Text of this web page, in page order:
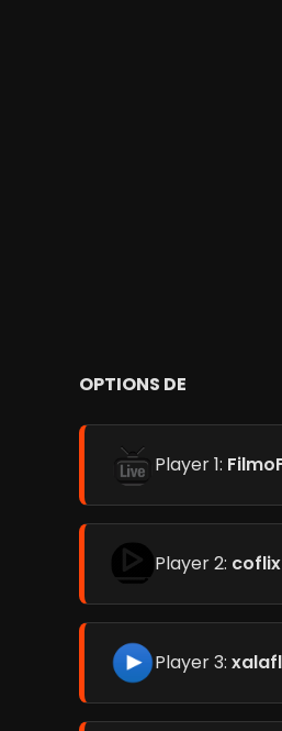
OPTIONS DE
Player 1:
Player 2: coflix
Player 3: